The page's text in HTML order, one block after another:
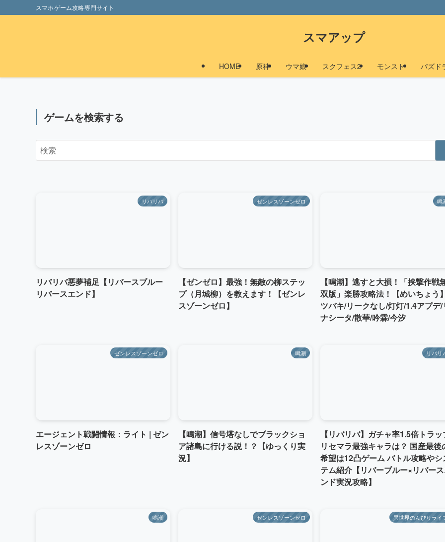
スマホゲーム攻略専門サイト
スマアップ
HOME 原神 ウマ娘 スクフェス2 モンスト パズド
ゲームを検索する
リバリバ
リバリバ悪夢補足【リバースブルー
リバースエンド】
ゼンレスゾーンゼロ
【ゼンゼロ】最強！無敵の柳ステッ
プ（月城柳）を教えます！【ゼンレ
スゾーンゼロ】
鳴
【鳴潮】逃すと大損！「挟撃作戦
双版」楽勝攻略法！【めいちょう】
ツバキ/リークなし/灯灯/1.4アプデ/
ナシータ/散華/吟霖/今汐
ゼンレスゾーンゼロ
エージェント戦闘情報：ライト | ゼン
レスゾーンゼロ
鳴潮
【鳴潮】信号塔なしでブラックショ
ア諸島に行ける説！？【ゆっくり実
況】
リバリ
【リバリバ】ガチャ率1.5倍トラッ
リセマラ最強キャラは？ 国産最後
希望は12凸ゲーム バトル攻略やシ
テム紹介【リバーブルー×リバー
ンド実況攻略】
鳴潮 ゼンレスゾーンゼロ 異世界のんびりライ